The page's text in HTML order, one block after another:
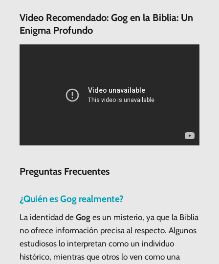
Video Recomendado: Gog en la Biblia: Un
Enigma Profundo
Preguntas Frecuentes
¿Quién esGog realmente?
La identidad de Gog es un misterio, ya que la Biblia
no ofrece información precisa al respecto. Algunos
estudiosos lo interpretan como un individuo
histórico, mientras que otros lo ven como una